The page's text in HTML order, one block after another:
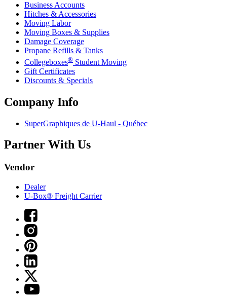
Business Accounts
Hitches & Accessories
Moving Labor
Moving Boxes & Supplies
Damage Coverage
Propane Refills & Tanks
Collegeboxes® Student Moving
Gift Certificates
Discounts & Specials
Company Info
SuperGraphiques de U-Haul - Québec
Partner With Us
Vendor
Dealer
U-Box® Freight Carrier